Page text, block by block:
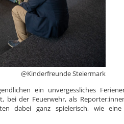
@Kinderfreunde Steiermark
ein unvergessliches
bei der Feuerwehr, als
dabei ganz spielerisch, wie